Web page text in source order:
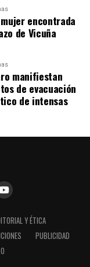
encontrada
de Vicuña
manifiestan
de evacuación
de intensas
Y ÉTICA
PUBLICIDAD